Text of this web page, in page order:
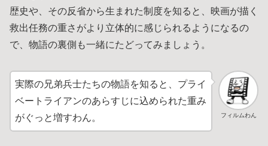
歴史や、その反省から生まれた制度を知ると、映画が描く
救出任務の重さがより立体的に感じられるようになるの
で、物語の裏側も一緒にたどってみましょう。
フィルムわん
実際の兄弟兵士たちの物語を知ると、プライ
ベートライアンのあらすじに込められた重み
がぐっと増すわん。